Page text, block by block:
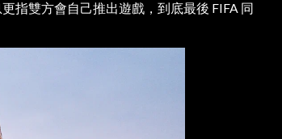
指雙方會自己推出遊戲，到底最後 FIFA 同